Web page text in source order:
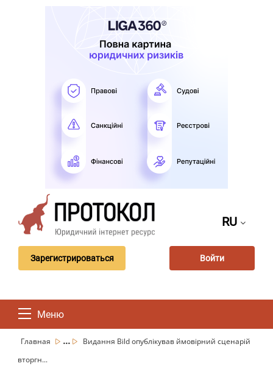
RU
Зарегистрироваться Войти
Меню
Главная ...
Видання Bild опублікував ймовірний сценарій
вторгн...